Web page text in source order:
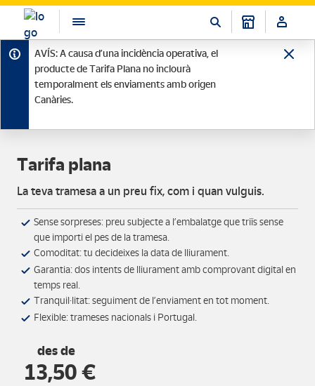
AVÍS: A causa d’una incidència operativa, el
producte de Tarifa Plana no inclourà
temporalment els enviaments amb origen
Canàries.
Tarifa plana
La teva tramesa a un preu fix, com i quan vulguis.
Sense sorpreses: preu subjecte a l’embalatge que triïs sense
que importi el pes de la tramesa.
Comoditat: tu decideixes la data de lliurament.
Garantia: dos intents de lliurament amb comprovant digital en
temps real.
Tranquil·litat: seguiment de l’enviament en tot moment.
Flexible: trameses nacionals i Portugal.
des de
13,50 €